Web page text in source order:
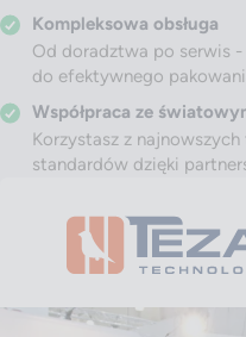
Kompleksowa obsługa
Od doradztwa po serwis
do efektywnego
Współpraca ze
Korzystasz z
standardów dzięki